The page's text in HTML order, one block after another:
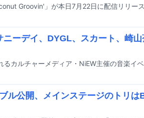
Groovin'」が本日7月22日に配信リリース
ーデイ、DYGL、スカート、崎山
ル公開、メインステージのトリは